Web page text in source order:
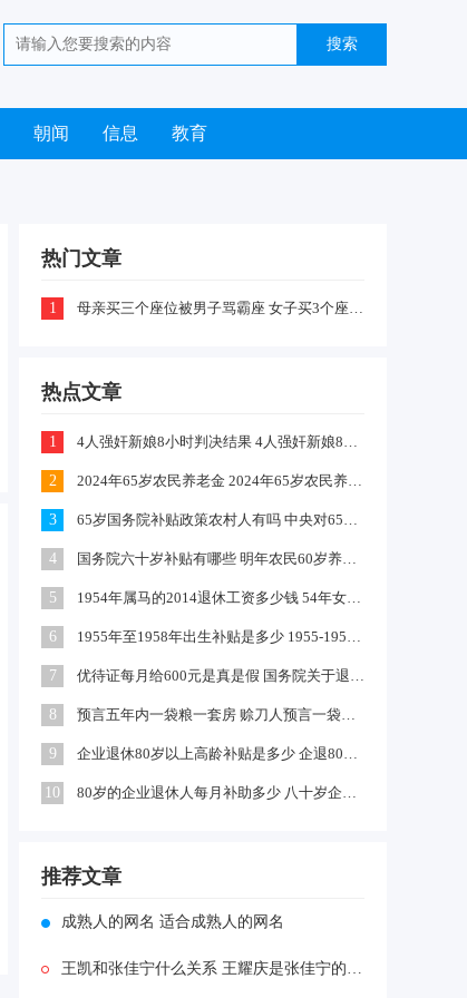
朝闻 信息 教育
热门文章
1 母亲买三个座位被男子骂霸座 女子买3个座位被无座大爷骂哭怎么回事
热点文章
1 4人强奸新娘8小时判决结果 4人强奸新娘8小时案件嫌疑犯判刑什么情况
2 2024年65岁农民养老金 2024年65岁农民养老金上涨多少
3 65岁国务院补贴政策农村人有吗 中央对65岁以上老人有补贴吗
4 国务院六十岁补贴有哪些 明年农民60岁养老金每月领多少钱
5 1954年属马的2014退休工资多少钱 54年女马出生农村每年养老金多少
6 1955年至1958年出生补贴是多少 1955-1958年出生补贴在哪领
7 优待证每月给600元是真是假 国务院关于退伍军人每月补助文件
8 预言五年内一袋粮一套房 赊刀人预言一袋面换五栋楼真的吗
9 企业退休80岁以上高龄补贴是多少 企退80岁以上有100元补贴吗
10 80岁的企业退休人每月补助多少 八十岁企退人员补发工资吗
推荐文章
成熟人的网名 适合成熟人的网名
王凯和张佳宁什么关系 王耀庆是张佳宁的亲舅舅吗